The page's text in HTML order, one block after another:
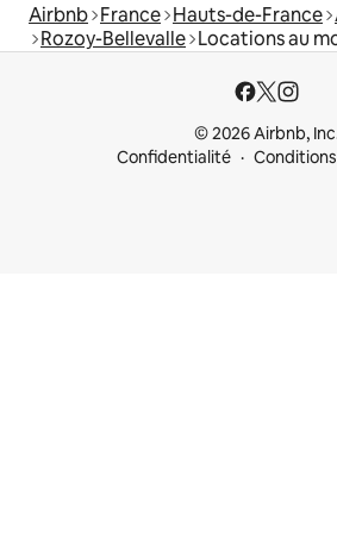
Airbnb France Hauts-de-France
Rozoy-Bellevalle Locations au
© 2026 Airbnb,
Confidentialité